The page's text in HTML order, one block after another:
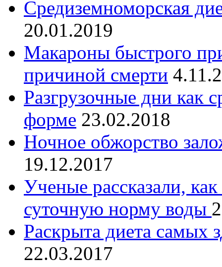
Средиземноморская
20.01.2019
Макароны быстрого
причиной смерти
Разгрузочные дни как
форме 23.02.2018
Ночное обжорство
19.12.2017
Ученые рассказали,
суточную норму воды
Раскрыта диета самых
22.03.2017